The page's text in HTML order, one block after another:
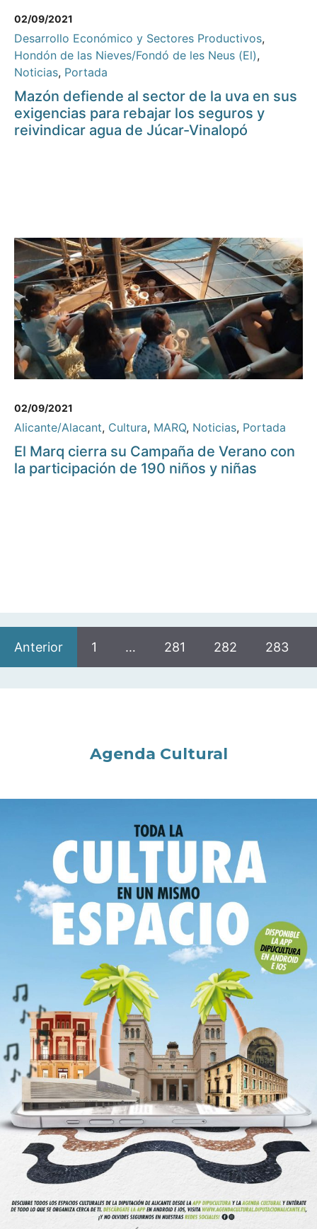
02/09/2021
Desarrollo Económico y Sectores Productivos,
Hondón de las Nieves/Fondó de les Neus (El),
Noticias, Portada
Mazón defiende al sector de la uva en sus
exigencias para rebajar los seguros y
reivindicar agua de Júcar-Vinalopó
02/09/2021
Alicante/Alacant, Cultura, MARQ, Noticias, Portada
El Marq cierra su Campaña de Verano con
la participación de 190 niños y niñas
Anterior 1 … 281 282 283
Agenda Cultural